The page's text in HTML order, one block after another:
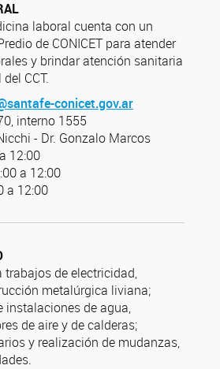
laboral cuenta con un
de CONICET para atender
y brindar atención sanitaria
CCT.
conicet.gov.ar
interno 1555
- Dr. Gonzalo Marcos
12:00
a 12:00
a 12:00
trabajos de electricidad,
metalúrgica liviana;
instalaciones de agua,
de aire y de calderas;
y realización de mudanzas,